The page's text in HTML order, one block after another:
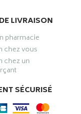
LIVRAISON
pharmacie
chez vous
chez un
SÉCURISÉ